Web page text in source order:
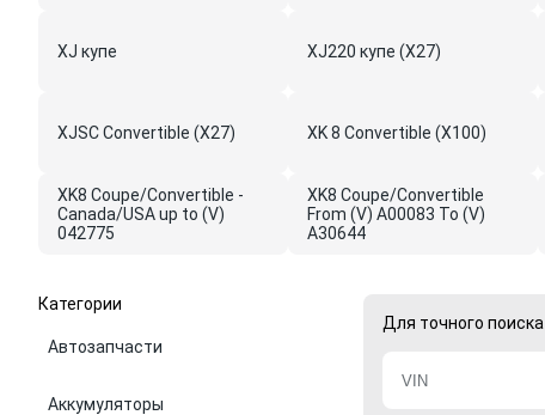
XJ купе XJ220 купе (X27)
XJSC Convertible (X27) XK 8 Convertible (X100)
XK8 Coupe/Convertible -
Canada/USA up to (V)
042775
XK8 Coupe/Convertible
From (V) A00083 To (V)
A30644
Категории
Автозапчасти
Аккумуляторы
Для точного